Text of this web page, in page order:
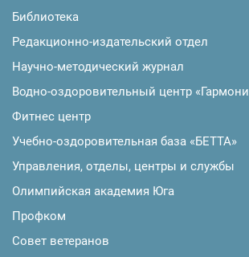
Библиотека
Редакционно-издательский отдел
Научно-методический журнал
Водно-оздоровительный центр
Фитнес центр
Учебно-оздоровительная база «БЕТТА»
Управления, отделы, центры и службы
Олимпийская академия Юга
Профком
Совет ветеранов